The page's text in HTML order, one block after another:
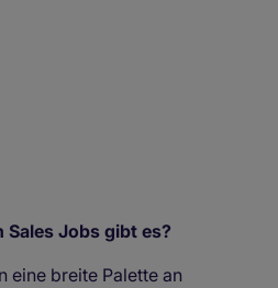
Sales Jobs gibt es?
eine breite Palette an